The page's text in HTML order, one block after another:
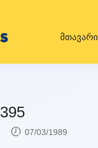
მთავარი
07/03/1989